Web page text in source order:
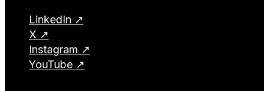
LinkedIn ↗
X ↗
Instagram ↗
YouTube ↗